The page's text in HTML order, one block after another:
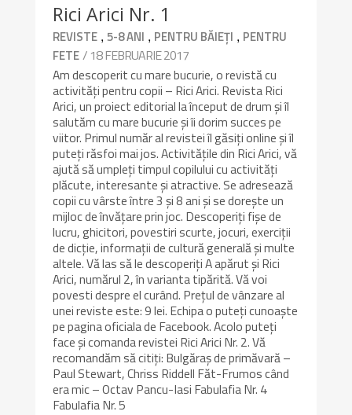
Rici Arici Nr. 1
REVISTE ,5-8 ANI , PENTRU BĂIEȚI , PENTRU
FETE/ 18 FEBRUARIE 2017
Am descoperit cu mare bucurie, o revistă cu
activități pentru copii – Rici Arici. Revista Rici
Arici, un proiect editorial la început de drum și îl
salutăm cu mare bucurie și îi dorim succes pe
viitor. Primul număr al revistei îl găsiți online și îl
puteți răsfoi mai jos. Activitățile din Rici Arici, vă
ajută să umpleți timpul copilului cu activități
plăcute, interesante și atractive. Se adresează
copii cu vârste între 3 şi 8 ani și se dorește un
mijloc de învăţare prin joc. Descoperiți fișe de
lucru, ghicitori, povestiri scurte, jocuri, exerciții
de dicție, informații de cultură generală și multe
altele. Vă las să le descoperiți A apărut și Rici
Arici, numărul 2, în varianta tipărită. Vă voi
povesti despre el curând. Preţul de vânzare al
unei reviste este: 9 lei. Echipa o puteți cunoaște
pe pagina oficiala de Facebook. Acolo puteți
face și comanda revistei Rici Arici Nr. 2. Vă
recomandăm să citiți: Bulgăraş de primăvară –
Paul Stewart, Chriss Riddell Făt-Frumos când
era mic – Octav Pancu-Iasi Fabulafia Nr. 4
Fabulafia Nr. 5